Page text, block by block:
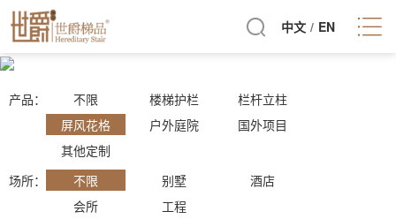
中文 / EN
产品： 不限 楼梯护栏
栏杆立柱
屏风花格
户外庭院
国外项目
其他定制
场所： 不限 别墅
酒店
会所
工程